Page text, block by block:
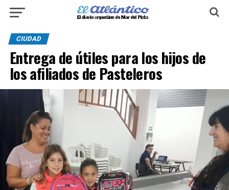
CIUDAD
Entrega de útiles para los hijos de
los afiliados de Pasteleros